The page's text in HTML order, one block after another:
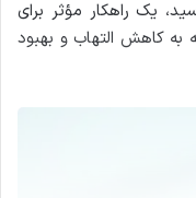
یک راهکار مؤثر برای
کاهش التهاب و بهبود